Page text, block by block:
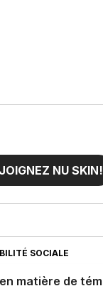
NU SKIN!
SOCIALE
EQUIPE